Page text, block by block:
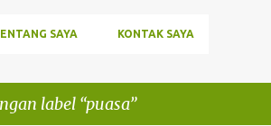
SAYA KONTAK SAYA
label puasa